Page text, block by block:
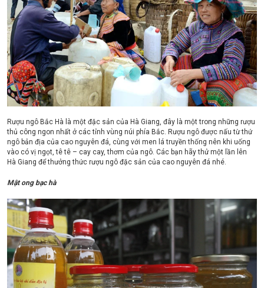
Rượu ngô Bắc Hà là một đặc sản của Hà Giang, đây là một trong những rượu
thủ công ngon nhất ở các tỉnh vùng núi phía Bắc. Rượu ngô được nấu từ thứ
ngô bản địa của cao nguyên đá, cùng với men lá truyền thống nên khi uống
vào có vị ngọt, tê tê – cay cay, thơm của ngô. Các bạn hãy thử một lần lên
Hà Giang để thưởng thức rượu ngô đặc sản của cao nguyên đá nhé.
Mật ong bạc hà